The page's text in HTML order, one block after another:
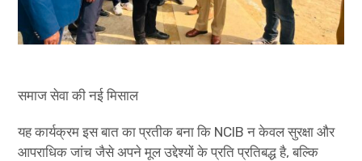
समाज सेवा की नई मिसाल
यह कार्यक्रम इस बात का प्रतीक बना कि NCIB न केवल सुरक्षा और
आपराधिक जांच जैसे अपने मूल उद्देश्यों के प्रति प्रतिबद्ध है, बल्कि